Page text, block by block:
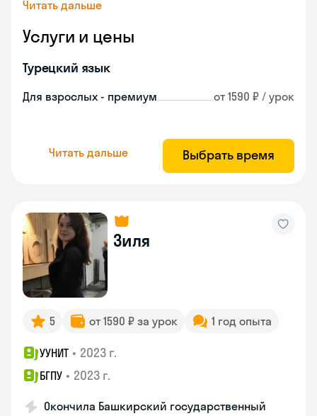
Читать дальше
Услуги и цены
Турецкий язык
Для взрослых - премиум от 1590 ₽ / урок
Читать дальше Выбрать время
Зиля
5 от 1590 ₽ за урок 1 год опыта
УУНИТ • 2023 г.
БГПУ • 2023 г.
Окончила Башкирский государственный